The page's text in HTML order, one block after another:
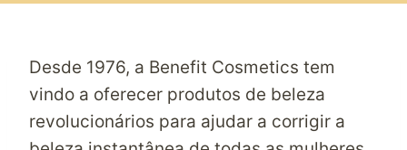
Desde 1976, a Benefit Cosmetics tem
vindo a oferecer produtos de beleza
revolucionários para ajudar a corrigir a